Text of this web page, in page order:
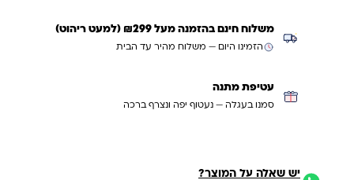
משלוח חינם בהזמנה מעל ₪299 (למעט ריהוט)
הזמינו היום — משלוח מהיר עד הבית
עטיפת מתנה
סמנו בעגלה — נעטוף יפה ונצרף ברכה
יש שאלה על המוצר?